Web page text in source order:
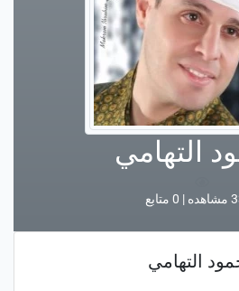
التهامي
التهامي